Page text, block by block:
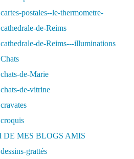
postales--le-thermometre-
de-Reims
de-Reims---illuminations
de-Marie
de-vitrine
MES BLOGS AMIS
grattés